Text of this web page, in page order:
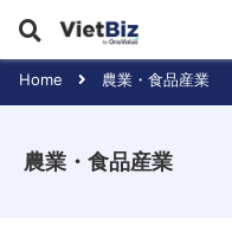
Home 農業・食品産業
農業・食品産業